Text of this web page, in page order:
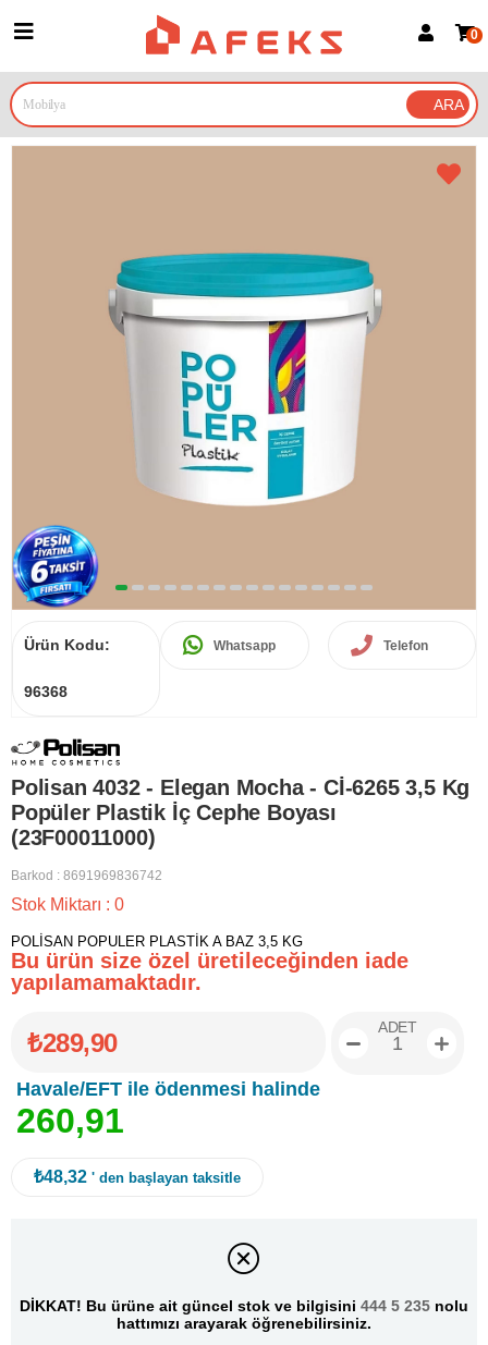
Google İle Bağlan
0
Ürün Kodu:
96368
Whatsapp Telefon
Polisan 4032 - Elegan Mocha - Cİ-6265 3,5 Kg
Popüler Plastik İç Cephe Boyası
(23F00011000)
Barkod : 8691969836742
Stok Miktarı : 0
POLİSAN POPULER PLASTİK A BAZ 3,5 KG
Bu ürün size özel üretileceğinden iade
yapılamamaktadır.
₺289,90
Havale/EFT ile ödenmesi halinde
260,91
ADET
₺48,32 ' den başlayan taksitle
DİKKAT! Bu ürüne ait güncel stok ve bilgisini 444 5 235 nolu
hattımızı arayarak öğrenebilirsiniz.